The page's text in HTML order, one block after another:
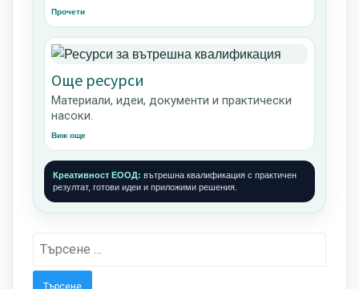
Прочети
Още ресурси
Материали, идеи, документи и практически
насоки.
Виж още
Креативност ЕООД: вътрешна квалификация с практичен
резултат, готови идеи и приложими решения.
Търсене